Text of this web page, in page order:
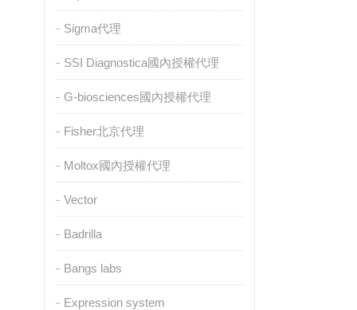
Sigma代理
SSI Diagnostica國內授權代理
G-biosciences國內授權代理
Fisher北京代理
Moltox國內授權代理
Vector
Badrilla
Bangs labs
Expression system